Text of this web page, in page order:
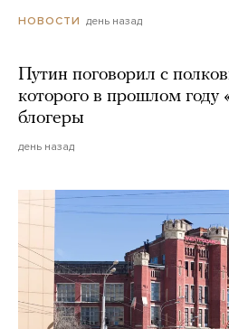
НОВОСТИ день назад
Путин поговорил с
которого в прошлом году
блогеры
день назад